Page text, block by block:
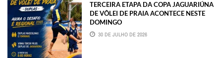
TERCEIRA ETAPA DA COPA JAGUARIÚNA
DE VÔLEI DE PRAIA ACONTECE NESTE
DOMINGO
30 DE JULHO DE 2026